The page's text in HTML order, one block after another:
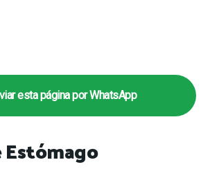
esta página por WhatsApp
Estómago